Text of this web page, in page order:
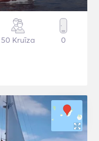
50 Kruīza 0